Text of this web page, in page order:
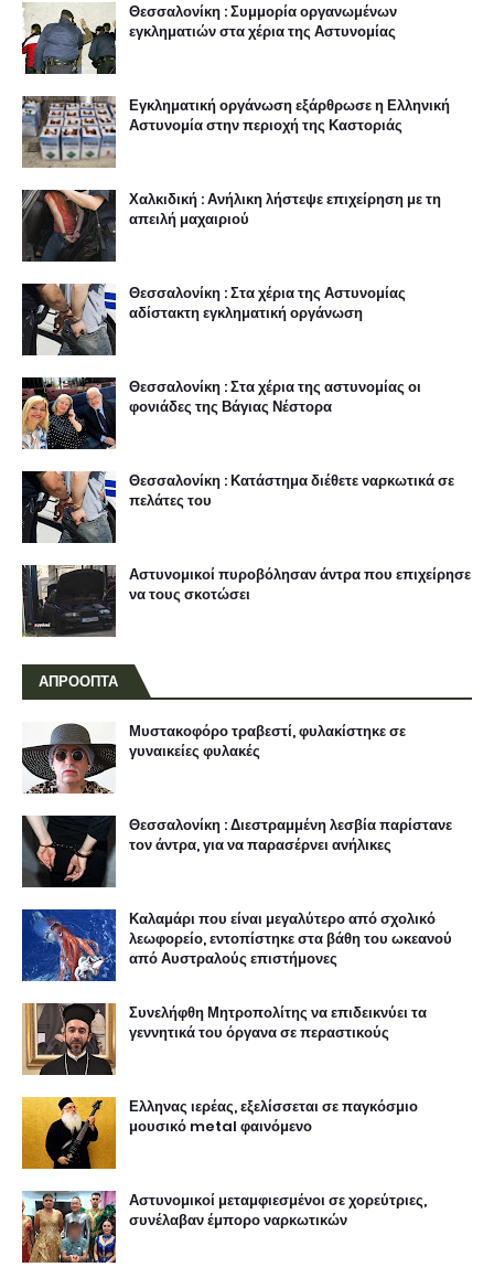
Θεσσαλονίκη : Συμμορία οργανωμένων
εγκληματιών στα χέρια της Αστυνομίας
Εγκληματική οργάνωση εξάρθρωσε η Ελληνική
Αστυνομία στην περιοχή της Καστοριάς
Χαλκιδική : Ανήλικη λήστεψε επιχείρηση με τη
απειλή μαχαιριού
Θεσσαλονίκη : Στα χέρια της Αστυνομίας
αδίστακτη εγκληματική οργάνωση
Θεσσαλονίκη : Στα χέρια της αστυνομίας οι
φονιάδες της Βάγιας Νέστορα
Θεσσαλονίκη : Κατάστημα διέθετε ναρκωτικά σε
πελάτες του
Αστυνομικοί πυροβόλησαν άντρα που επιχείρησε
να τους σκοτώσει
ΑΠΡΟΟΠΤΑ
Μυστακοφόρο τραβεστί, φυλακίστηκε σε
γυναικείες φυλακές
Θεσσαλονίκη : Διεστραμμένη λεσβία παρίστανε
τον άντρα, για να παρασέρνει ανήλικες
Καλαμάρι που είναι μεγαλύτερο από σχολικό
λεωφορείο, εντοπίστηκε στα βάθη του ωκεανού
από Αυστραλούς επιστήμονες
Συνελήφθη Μητροπολίτης να επιδεικνύει τα
γεννητικά του όργανα σε περαστικούς
Ελληνας ιερέας, εξελίσσεται σε παγκόσμιο
μουσικό metal φαινόμενο
Αστυνομικοί μεταμφιεσμένοι σε χορεύτριες,
συνέλαβαν έμπορο ναρκωτικών